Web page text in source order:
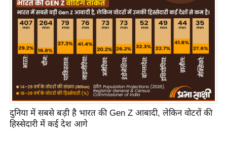
के
0
2
6
क्रा
दुनिया में सबसे बड़ी है भारत की Gen Z आबादी, लेकिन वोटरों की
हिस्सेदारी में कई देश आगे